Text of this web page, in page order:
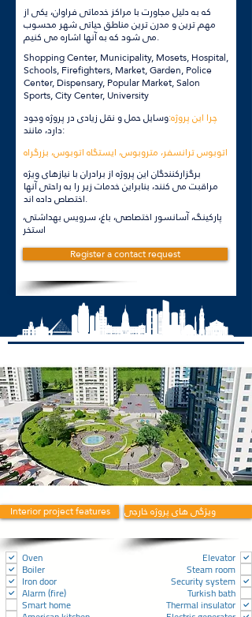
که به دلیل مجاورت با مراکز خدماتی فراوان، یکی از
مهم ترین و مدرن ترین مناطق حیاتی شهر محسوب
می شود که به آنها اشاره می کنیم.
Shopping Center, Municipality, Mosets, Hospital,
Schools, Firefighters, Market, Garden, Police
Center, Dispensary, Popular Market, Salon
Sports, City Center, University
چرا این پروژه:وسایل حمل و نقل زیادی در پروژه وجود
دارد، مانند:
اتوبوس ترانسفر، متروبوس، ایستگاه اتوبوس، بزرگراه
برگزارکنندگان این پروژه از برادران با نیازهای ویژه
مراقبت می کنند، بنابراین خدمات زیر را به راحتی آنها
اختصاص داده اند.
پارکینگ، آسانسور اختصاصی، باغ، سرویس بهداشتی،
استخر
Register a contact request
Interior project features ویژگی های پروژه خارجی
Oven
Boiler
Iron door
Alarm (fire)
Smart home
Elevator
Steam room
Security system
Turkish bath
Thermal insulator